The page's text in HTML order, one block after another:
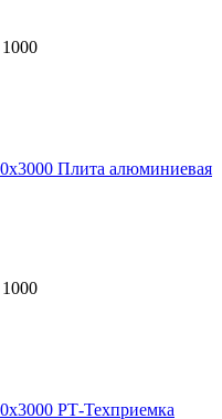
1000
Плита алюминиевая
1000